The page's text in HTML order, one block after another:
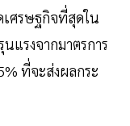
ศรษฐกิจที่สุดใน
แรงจากมาตรการ
ที่จะส่งผลกระ